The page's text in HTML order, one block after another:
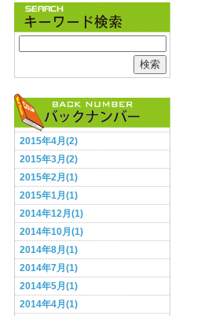
肌(9)
肺(2)
脳(12)
腰(5)
血圧(8)
足(5)
頭(13)
食事(28)
鼻(2)
検索
2015年4月(2)
2015年3月(2)
2015年2月(1)
2015年1月(1)
2014年12月(1)
2014年10月(1)
2014年8月(1)
2014年7月(1)
2014年5月(1)
2014年4月(1)